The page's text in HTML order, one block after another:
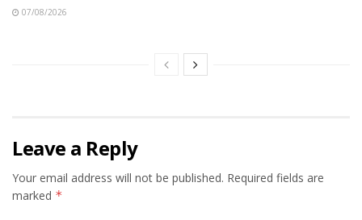
07/08/2026
Leave a Reply
Your email address will not be published. Required fields are
marked *